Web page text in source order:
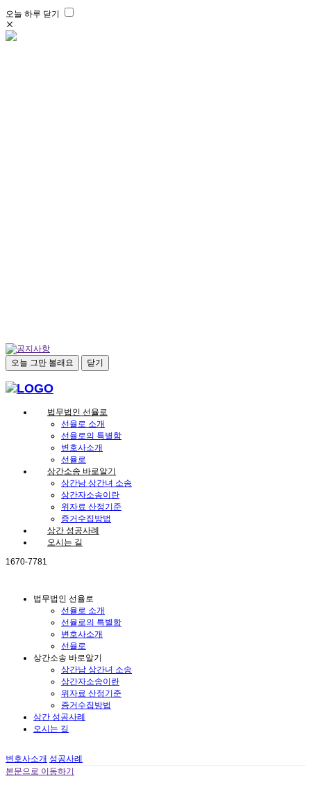
오늘 하루 닫기
오늘 그만 볼래요 닫기
법무법인 선율로
선율로 소개
선율로의 특별함
변호사소개
선율로
상간소송 바로알기
상간남 상간녀 소송
상간자소송이란
위자료 산정기준
증거수집방법
상간 성공사례
오시는 길
1670-7781
법무법인 선율로
선율로 소개
선율로의 특별함
변호사소개
선율로
상간소송 바로알기
상간남 상간녀 소송
상간자소송이란
위자료 산정기준
증거수집방법
상간 성공사례
오시는 길
변호사소개 성공사례
본문으로 이동하기